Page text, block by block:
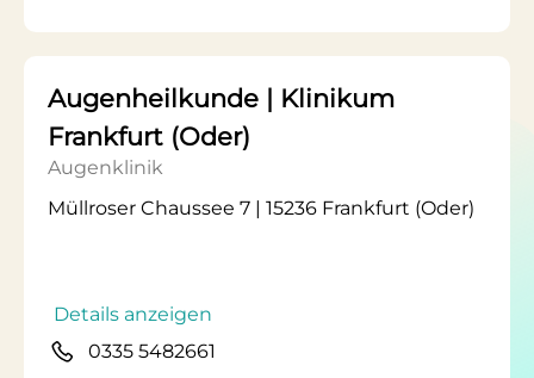
Augenheilkunde | Klinikum
Frankfurt (Oder)
Augenklinik
Müllroser Chaussee 7 | 15236 Frankfurt (Oder)
Details anzeigen
0335 5482661